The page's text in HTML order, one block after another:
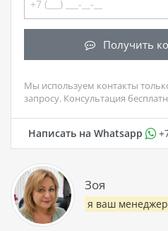
Получить
Мы используем контакты
запросу. Консультация
Написать на Whatsapp
Зоя
я ваш менеджер